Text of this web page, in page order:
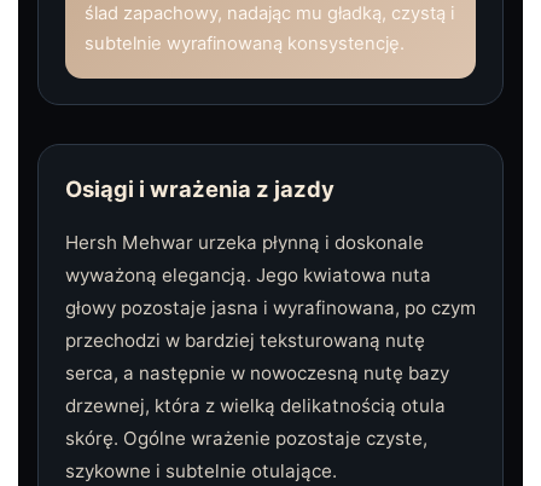
ślad zapachowy, nadając mu gładką, czystą i
subtelnie wyrafinowaną konsystencję.
Osiągi i wrażenia z jazdy
Hersh Mehwar urzeka płynną i doskonale
wyważoną elegancją. Jego kwiatowa nuta
głowy pozostaje jasna i wyrafinowana, po czym
przechodzi w bardziej teksturowaną nutę
serca, a następnie w nowoczesną nutę bazy
drzewnej, która z wielką delikatnością otula
skórę. Ogólne wrażenie pozostaje czyste,
szykowne i subtelnie otulające.